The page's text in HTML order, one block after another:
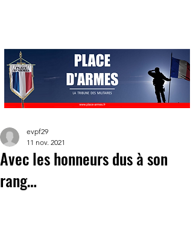
Avec les honneurs dus à son
rang…
evpf29
11 nov. 2021